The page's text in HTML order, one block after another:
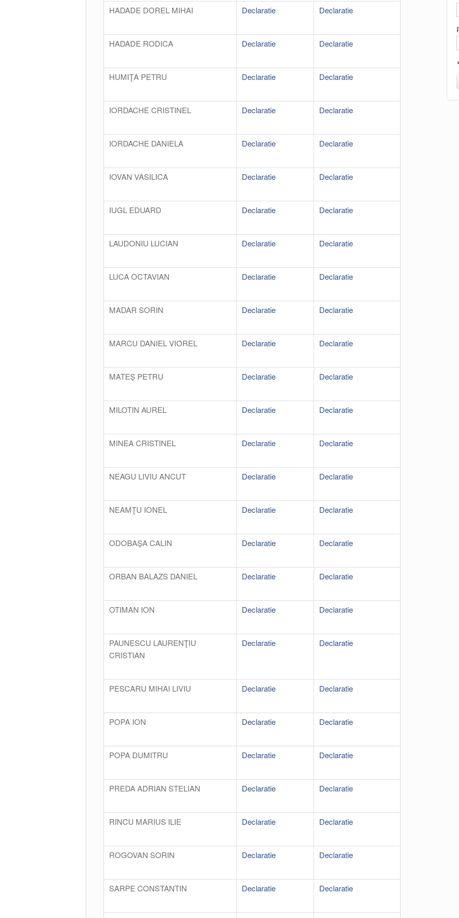
HADADE DOREL MIHAI Declaratie Declaratie
HADADE RODICA Declaratie Declaratie
HUMIŢA PETRU Declaratie Declaratie
IORDACHE CRISTINEL Declaratie Declaratie
IORDACHE DANIELA Declaratie Declaratie
IOVAN VASILICA Declaratie Declaratie
IUGL EDUARD Declaratie Declaratie
LAUDONIU LUCIAN Declaratie Declaratie
LUCA OCTAVIAN Declaratie Declaratie
MADAR SORIN Declaratie Declaratie
MARCU DANIEL VIOREL Declaratie Declaratie
MATEŞ PETRU Declaratie Declaratie
MILOTIN AUREL Declaratie Declaratie
MINEA CRISTINEL Declaratie Declaratie
NEAGU LIVIU ANCUT Declaratie Declaratie
NEAMŢU IONEL Declaratie Declaratie
ODOBAŞA CALIN Declaratie Declaratie
ORBAN BALAZS DANIEL Declaratie Declaratie
OTIMAN ION Declaratie Declaratie
PAUNESCU LAURENŢIU
CRISTIAN
Declaratie Declaratie
PESCARU MIHAI LIVIU Declaratie Declaratie
POPA ION Declaratie Declaratie
POPA DUMITRU Declaratie Declaratie
PREDA ADRIAN STELIAN Declaratie Declaratie
RINCU MARIUS ILIE Declaratie Declaratie
ROGOVAN SORIN Declaratie Declaratie
SARPE CONSTANTIN Declaratie Declaratie